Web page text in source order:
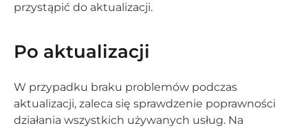
przystąpić do aktualizacji.
Po aktualizacji
W przypadku braku problemów podczas
aktualizacji, zaleca się sprawdzenie poprawności
działania wszystkich używanych usług. Na